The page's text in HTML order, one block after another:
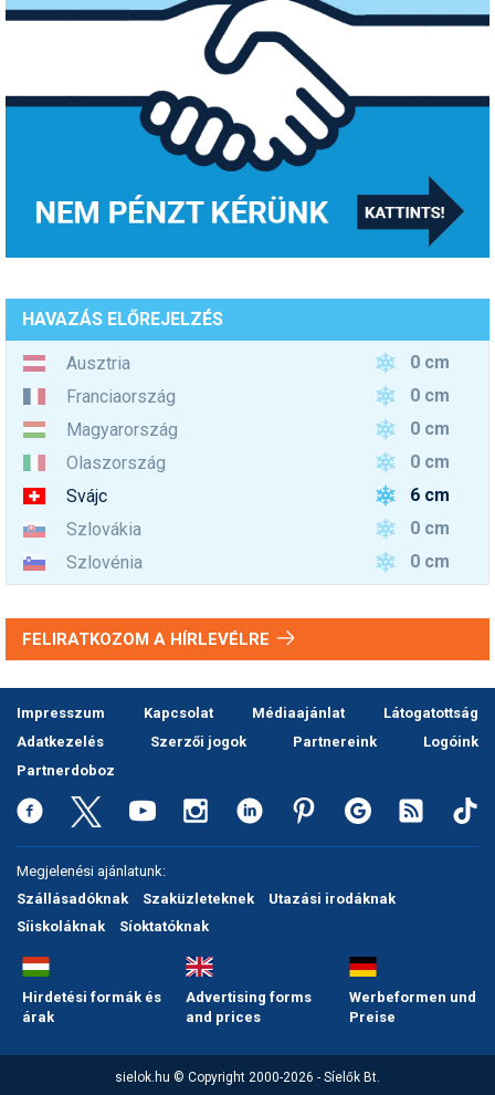
HAVAZÁS ELŐREJELZÉS
Ausztria
0 cm
Franciaország
0 cm
Magyarország
0 cm
Olaszország
0 cm
Svájc
6 cm
Szlovákia
0 cm
Szlovénia
0 cm
FELIRATKOZOM A HÍRLEVÉLRE
Impresszum Kapcsolat Médiaajánlat
Látogatottság
Adatkezelés
Szerzői jogok Partnereink
Logóink
Partnerdoboz
Megjelenési ajánlatunk:
Szállásadóknak
Szaküzleteknek
Utazási irodáknak
Síiskoláknak
Síoktatóknak
Hirdetési formák és
árak
Advertising forms
and prices
Werbeformen und
Preise
sielok.hu © Copyright 2000-2026 - Síelők Bt.